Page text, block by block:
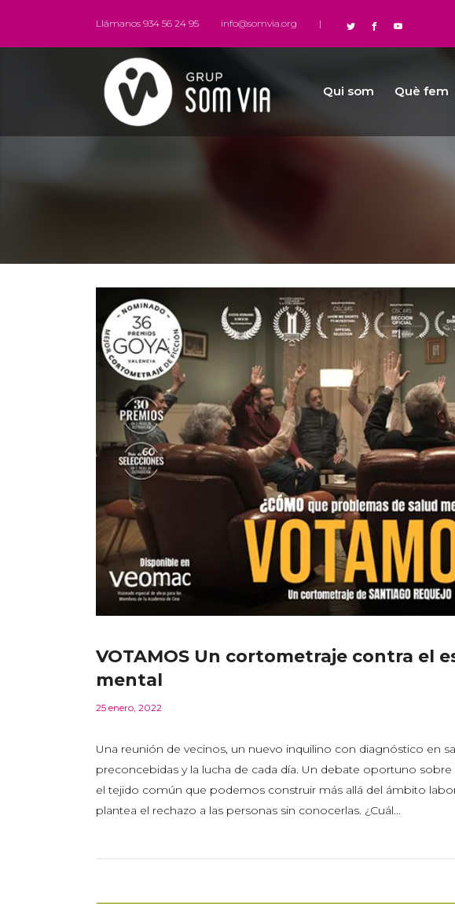
Llámanos 934 56 24 95 info@somvia.org |
Qui som Què fem
VOTAMOS Un cortometraje contra el
mental
25 enero, 2022
Una reunión de vecinos, un nuevo inquilino con diagnóstico en
preconcebidas y la lucha de cada día. Un debate oportuno
el tejido común que podemos construir más allá del ámbito
plantea el rechazo a las personas sin conocerlas. ¿Cuál...